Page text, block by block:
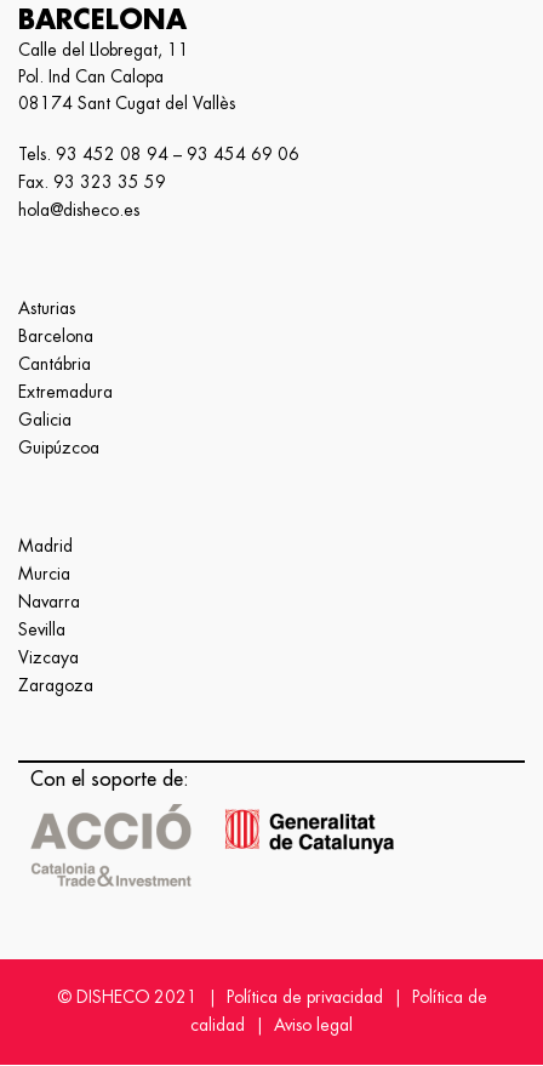
BARCELONA
Calle del Llobregat, 11
Pol. Ind Can Calopa
08174 Sant Cugat del Vallès
Tels. 93 452 08 94 – 93 454 69 06
Fax. 93 323 35 59
hola@disheco.es
Asturias
Barcelona
Cantábria
Extremadura
Galicia
Guipúzcoa
Madrid
Murcia
Navarra
Sevilla
Vizcaya
Zaragoza
Con el soporte de:
© DISHECO 2021 | Política de privacidad
Política de
calidad
Aviso legal